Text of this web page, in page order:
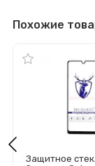
Похожие
Защитное